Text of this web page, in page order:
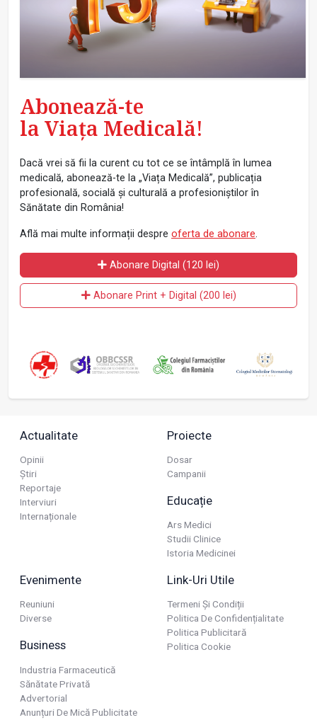
Abonează-te
la Viața Medicală!
Dacă vrei să fii la curent cu tot ce se întâmplă în lumea
medicală, abonează-te la „Viața Medicală”, publicația
profesională, socială și culturală a profesioniștilor în
Sănătate din România!
Află mai multe informații despre oferta de abonare.
Abonare Digital (120 lei)
Abonare Print + Digital (200 lei)
Actualitate
Opinii
Știri
Reportaje
Interviuri
Internaționale
Proiecte
Dosar
Campanii
Educație
Ars Medici
Studii Clinice
Istoria Medicinei
Evenimente
Reuniuni
Diverse
Business
Industria Farmaceutică
Sănătate Privată
Advertorial
Anunțuri De Mică Publicitate
Link-Uri Utile
Termeni Și Condiții
Politica De Confidențialitate
Politica Publicitară
Politica Cookie